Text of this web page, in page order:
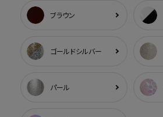
ブラウン
ゴールドシルバー
パール